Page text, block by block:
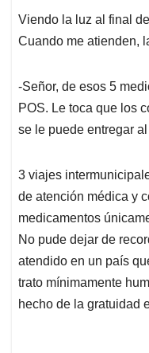
Viendo la luz al final
Cuando me atienden,
-Señor, de esos 5
POS. Le toca que los
se le puede entregar
3 viajes
de atención médica y
medicamentos
No pude dejar de
atendido en un país
trato mínimamente
hecho de la gratuidad